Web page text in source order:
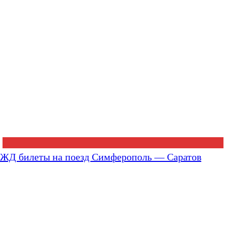
ЖД билеты на поезд Симферополь — Саратов